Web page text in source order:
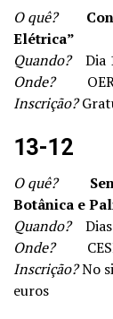
O quê?
Elétrica”
Quando?Dia
Onde?
Inscrição?
13-12
O quê?
Botânica e
Quando?Dias
Onde?
Inscrição?No
euros